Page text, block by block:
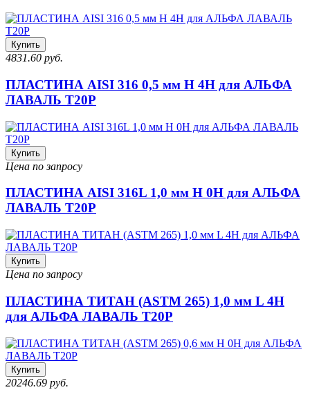
Купить
4831.60 руб.
ПЛАСТИНА AISI 316 0,5 мм H 4H для АЛЬФА
ЛАВАЛЬ T20P
Купить
Цена по запросу
ПЛАСТИНА AISI 316L 1,0 мм H 0H для АЛЬФА
ЛАВАЛЬ T20P
Купить
Цена по запросу
ПЛАСТИНА ТИТАН (ASTM 265) 1,0 мм L 4H
для АЛЬФА ЛАВАЛЬ T20P
Купить
20246.69 руб.